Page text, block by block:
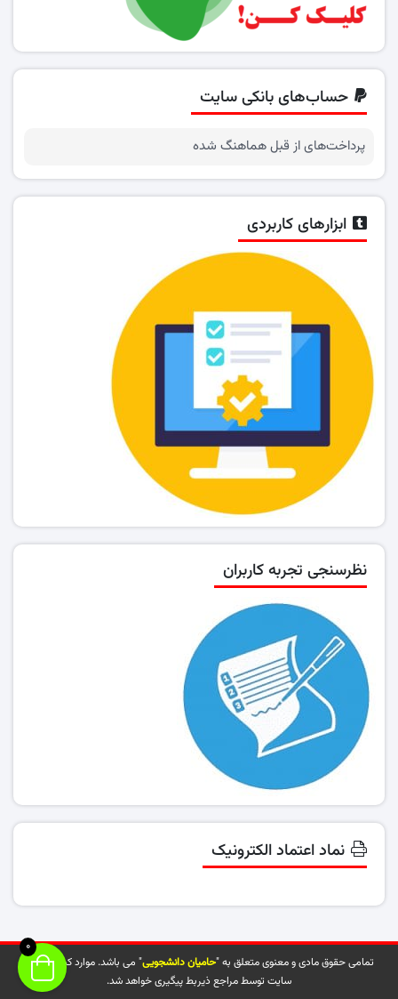
حساب‌های بانکی سایت
پرداخت‌های از قبل هماهنگ شده
ابزارهای کاربردی
نظرسنجی تجربه کاربران
نماد اعتماد الکترونیک
تمامی حقوق مادی و معنوی متعلق به "حامیان دانشجویی" می باشد. موارد کپی شده از
سایت توسط مراجع ذیربط پیگیری خواهد شد.
0